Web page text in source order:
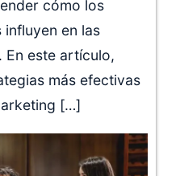
cómo los
influyen en las
En este artículo,
más efectivas
[…]